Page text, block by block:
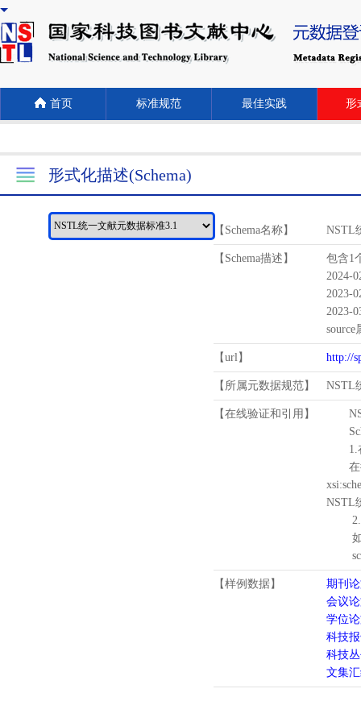
首页 标准规范 最佳实践 形
形式化描述(Schema)
【Schema名称】 NSTL
【Schema描述】
包含1
2024-
2023-
2023-
source
【url】 http://
【所属元数据规范】 NSTL
【在线验证和引用】
1.
在待
NSTL
2.
如需
【样例数据】
期刊
会议
学位
科技
科技
文集